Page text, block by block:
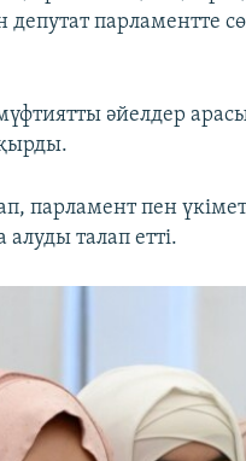
парламентте
әйелдер
парламент пен
алуды талап етті.